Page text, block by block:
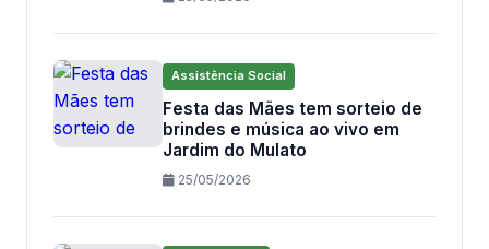
Assistência Social
Festa das Mães tem sorteio de
brindes e música ao vivo em
Jardim do Mulato
25/05/2026